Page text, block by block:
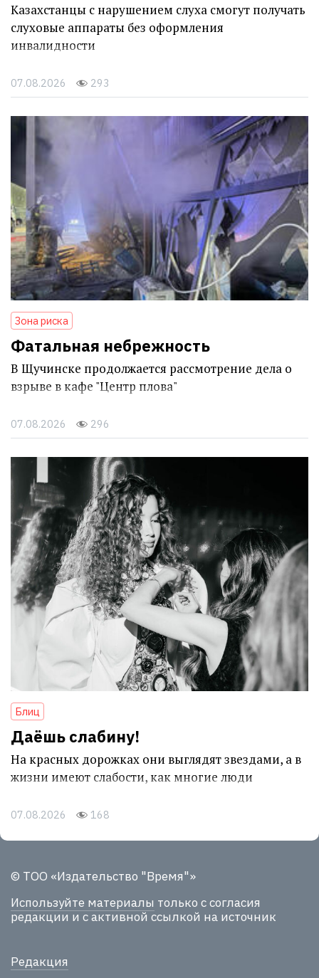
Казахстанцы с нарушением слуха смогут получать
слуховые аппараты без оформления
инвалидности
07.08.2026 293
Зона риска
Фатальная небрежность
В Щучинске продолжается рассмотрение дела о
взрыве в кафе "Центр плова"
07.08.2026 296
Блиц
Даёшь слабину!
На красных дорожках они выглядят звездами, а в
жизни имеют слабости, как многие люди
07.08.2026 168
© ТОО «Издательство "Время"»
Используйте материалы только с согласия
редакции и с активной ссылкой на источник
Редакция